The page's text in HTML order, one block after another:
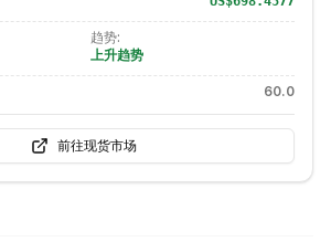
趋势:
上升趋势
60.0
前往现货市场